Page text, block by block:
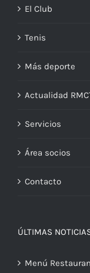
El Club
Tenis
Más deporte
Actualidad
Servicios
Área socios
Contacto
ÚLTIMAS
Menú